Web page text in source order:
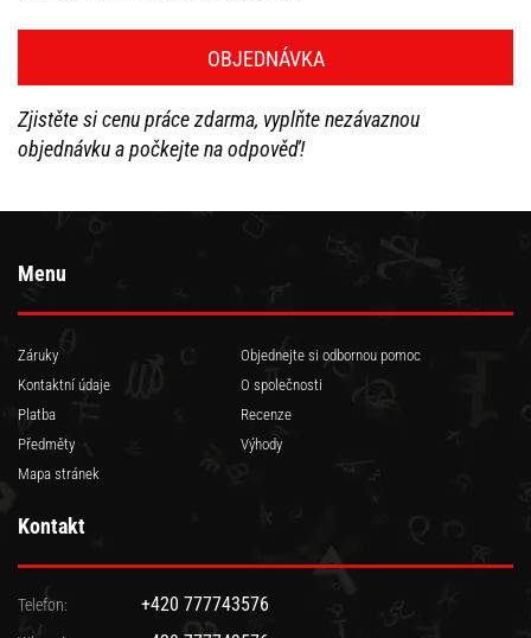
OBJEDNÁVKA
Zjistěte si cenu práce zdarma, vyplňte nezávaznou
objednávku a počkejte na odpověď!
Menu
Záruky
Objednejte si odbornou pomoc
Kontaktní údaje
O společnosti
Platba
Recenze
Předměty
Výhody
Mapa stránek
Kontakt
Telefon: +420 777743576